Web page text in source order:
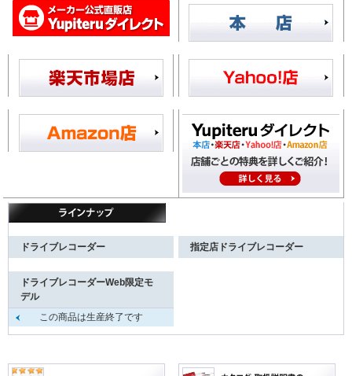
ドライブレコーダー 指定店ドライブレコーダー
ドライブレコーダーWeb限定モ
デル
この商品は生産終了です